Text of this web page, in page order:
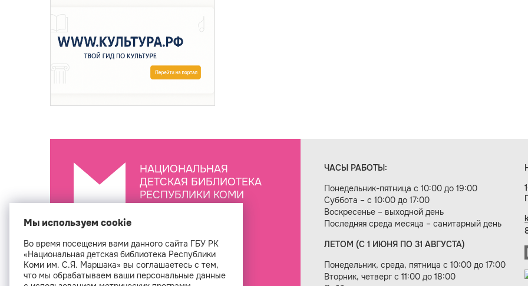
НАЦИОНАЛЬНАЯ
ДЕТСКАЯ БИБЛИОТЕКА
РЕСПУБЛИКИ КОМИ
ЧАСЫ РАБОТЫ:
Понедельник-пятница с 10:00 до 19:00
Суббота – с 10:00 до 17:00
Воскресенье – выходной день
Последняя среда месяца – санитарный день
ЛЕТОМ (С 1 ИЮНЯ ПО 31 АВГУСТА)
Понедельник, среда, пятница с 10:00 до 17:00
Вторник, четверг с 11:00 до 18:00
Создание сайта — веб-студия «Цифровой век»
Мы используем cookie
Во время посещения вами данного сайта ГБУ РК
«Национальная детская библиотека Республики
Коми им. С.Я. Маршака» вы соглашаетесь с тем,
что мы обрабатываем ваши персональные данные